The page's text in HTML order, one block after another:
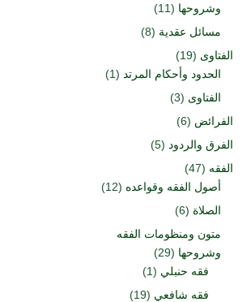
وشروحها (11)
مسائل عقدية (8)
الفتاوى (19)
الحدود وأحكام المرتد (1)
الفتاوى (3)
الفرائض (6)
الفرق والردود (5)
الفقه (47)
أصول الفقه وقواعده (12)
الصلاة (6)
متون ومنظومات الفقه
وشروحها (29)
فقه حنبلي (1)
فقه شافعي (19)